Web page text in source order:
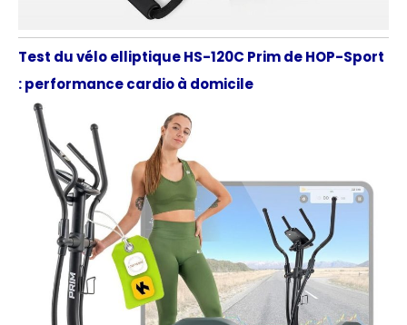
Test du vélo elliptique HS-120C Prim de HOP-Sport
: performance cardio à domicile